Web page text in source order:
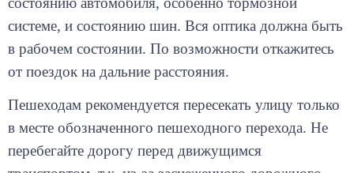
системе, и состоянию шин. Вся оптика должна быть
в рабочем состоянии. По возможности откажитесь
от поездок на дальние расстояния.
в месте обозначенного пешеходного перехода. Не
перебегайте дорогу перед движущимся
транспортом, т.к. из-за заснеженного дорожного